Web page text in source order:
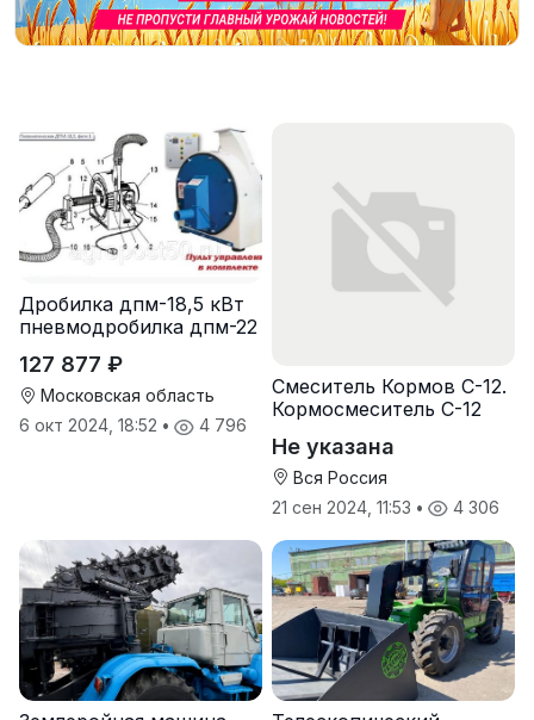
Дробилка дпм-18,5 кВт
пневмодробилка дпм-22
127 877 ₽
Московская область
6 окт 2024, 18:52 • 4 796
Смеситель Кормов С-12.
Кормосмеситель С-12
Не указана
Вся Россия
21 сен 2024, 11:53 • 4 306